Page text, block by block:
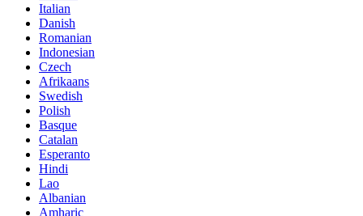
Italian
Danish
Romanian
Indonesian
Czech
Afrikaans
Swedish
Polish
Basque
Catalan
Esperanto
Hindi
Lao
Albanian
Amharic